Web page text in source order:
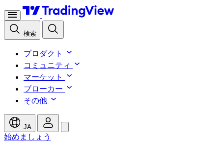
検索
プロダクト
コミュニティ
マーケット
ブローカー
その他
JA
始めましょう